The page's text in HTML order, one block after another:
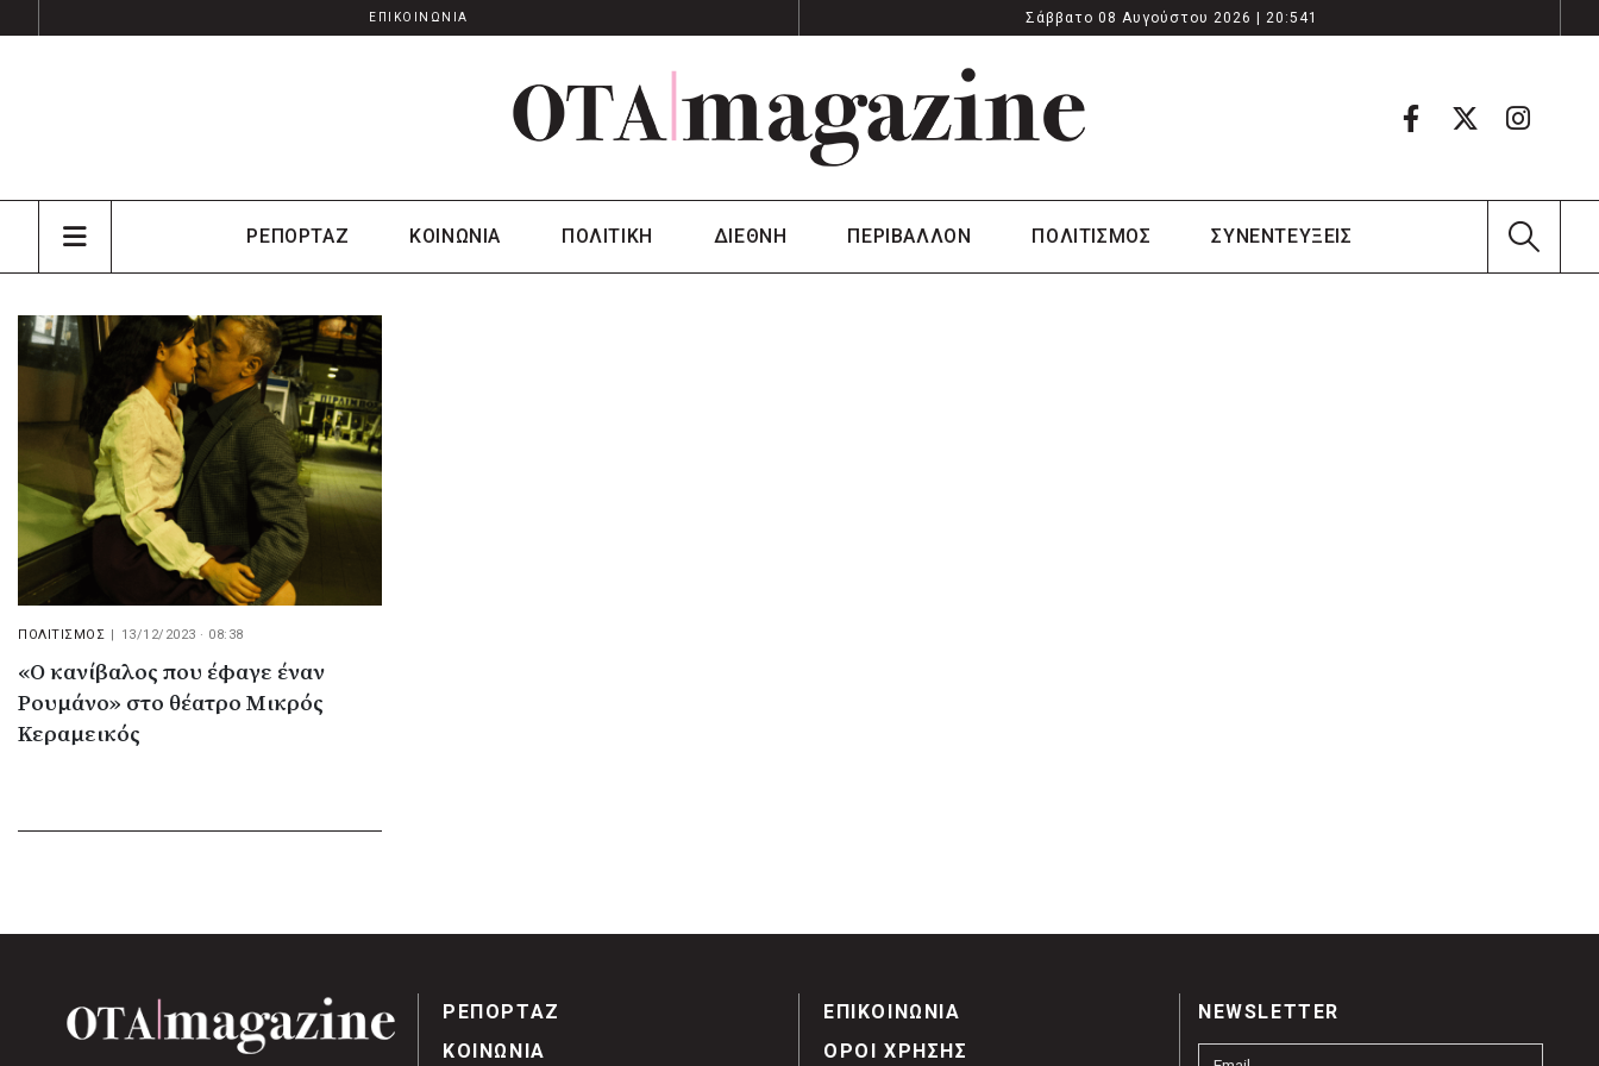
ΕΠΙΚΟΙΝΩΝΙΑ Σάββατο 08 Αυγούστου 2026 | 20:541
ΡΕΠΟΡΤΑΖ ΚΟΙΝΩΝΙΑ ΠΟΛΙΤΙΚΗ ΔΙΕΘΝΗ ΠΕΡΙΒΑΛΛΟΝ ΠΟΛΙΤΙΣΜΟΣ ΣΥΝΕΝΤΕΥΞΕΙΣ
ΠΟΛΙΤΙΣΜΟΣ | 13/12/2023 · 08:38
«Ο κανίβαλος που έφαγε έναν
Ρουμάνο» στο θέατρο Μικρός
Κεραμεικός
ΡΕΠΟΡΤΑΖ
ΚΟΙΝΩΝΙΑ
ΕΠΙΚΟΙΝΩΝΙΑ
ΟΡΟΙ ΧΡΗΣΗΣ
NEWSLETTER